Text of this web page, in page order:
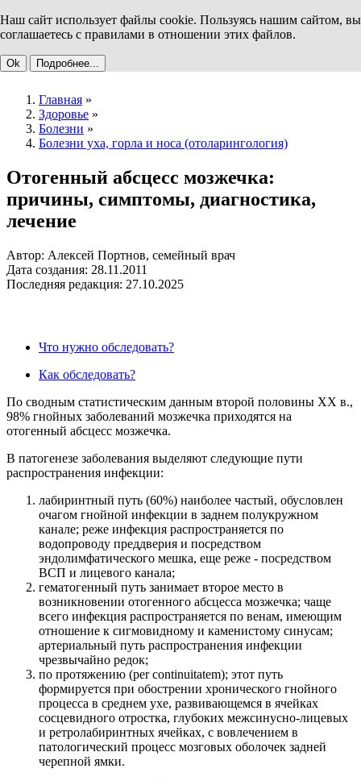
Наш сайт использует файлы cookie. Пользуясь нашим сайтом, вы
соглашаетесь с правилами в отношении этих файлов.
Ok Подробнее...
Главная »
Здоровье »
Болезни »
Болезни уха, горла и носа (отоларингология)
Отогенный абсцесс мозжечка:
причины, симптомы, диагностика,
лечение
Автор: Алексей Портнов, семейный врач
Дата создания: 28.11.2011
Последняя редакция: 27.10.2025
Что нужно обследовать?
Как обследовать?
По сводным статистическим данным второй половины XX в.,
98% гнойных заболеваний мозжечка приходятся на
отогенный абсцесс мозжечка.
В патогенезе заболевания выделяют следующие пути
распространения инфекции:
лабиринтный путь (60%) наиболее частый, обусловлен
очагом гнойной инфекции в заднем полукружном
канале; реже инфекция распространяется по
водопроводу преддверия и посредством
эндолимфатического мешка, еще реже - посредством
ВСП и лицевого канала;
гематогенный путь занимает второе место в
возникновении отогенного абсцесса мозжечка; чаще
всего инфекция распространяется по венам, имеющим
отношение к сигмовидному и каменистому синусам;
артериальный путь распространения инфекции
чрезвычайно редок;
по протяжению (per continuitatem); этот путь
формируется при обострении хронического гнойного
процесса в среднем ухе, развивающемся в ячейках
сосцевидного отростка, глубоких межсинусно-лицевых
и ретролабиринтных ячейках, с вовлечением в
патологический процесс мозговых оболочек задней
черепной ямки.